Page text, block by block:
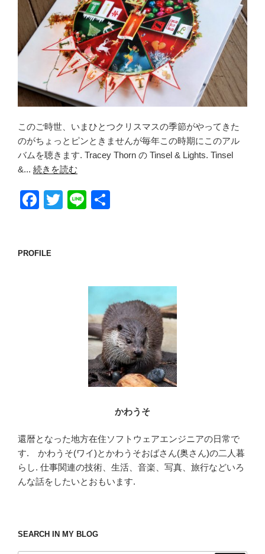
このご時世、いまひとつクリスマスの季節がやってきた
のがちょっとピンときませんが毎年この時期にこのアル
バムを聴きます. Tracey Thorn の Tinsel & Lights. Tinsel
&... 続きを読む
F
e
T
Li
PROFILE
かわうそ
還暦となった地方在住ソフトウェアエンジニアの日常で
す. かわうそ(ワイ)とかわうそおばさん(奥さん)の二人暮
らし. 仕事関連の技術、生活、音楽、写真、旅行などいろ
んな話をしたいとおもいます.
SEARCH IN MY BLOG